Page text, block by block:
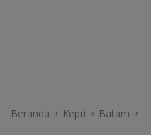
Beranda Kepri Batam